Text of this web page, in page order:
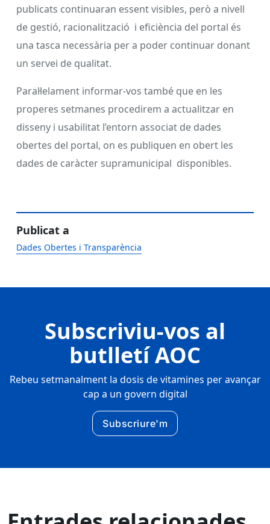
publicats continuaran essent visibles, però a nivell
de gestió, racionalització i eficiència del portal és
una tasca necessària per a poder continuar donant
un servei de qualitat.
Paral·lelament informar-vos també que en les
properes setmanes procedirem a actualitzar en
disseny i usabilitat l’entorn associat de dades
obertes del portal, on es publiquen en obert les
dades de caràcter supramunicipal disponibles.
Publicat a
Dades Obertes i Transparència
Subscriviu-vos al
butlletí AOC
Rebeu setmanalment la dosis de vitamines per avançar
cap a un govern digital
Subscriure'm